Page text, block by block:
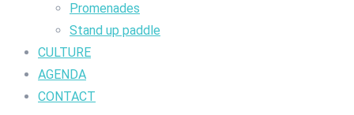
Promenades
Stand up paddle
CULTURE
AGENDA
CONTACT